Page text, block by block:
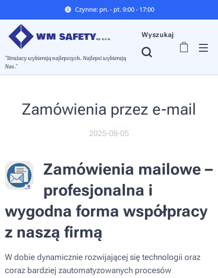
Czynne: pn. - pt. 9:00 - 17:00
"Strażacy wybierają najlepszych. Najlepsi wybierają
Nas."
Wyszukaj
Zamówienia przez e-mail
2025-08-05
Zamówienia mailowe –
profesjonalna i
wygodna forma współpracy
z naszą firmą
W dobie dynamicznie rozwijającej się technologii oraz
coraz bardziej zautomatyzowanych procesów